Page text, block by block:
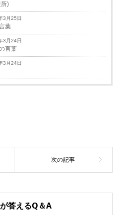
)
3月25日
葉
3月24日
言葉
3月24日
答えるQ＆A